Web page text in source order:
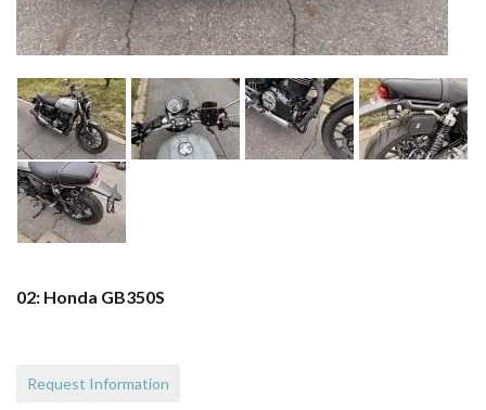
02: Honda GB350S
Request Information